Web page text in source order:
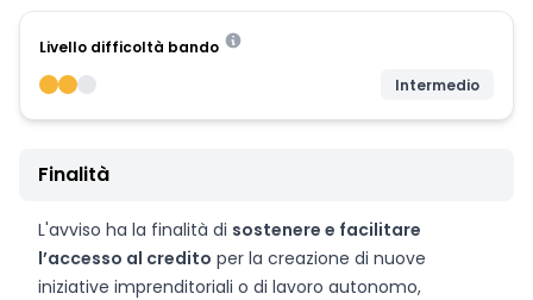
Livello difficoltà bando
Intermedio
Finalità
L'avviso ha la finalità di sostenere e facilitare
l’accesso al credito per la creazione di nuove
iniziative imprenditoriali o di lavoro autonomo,